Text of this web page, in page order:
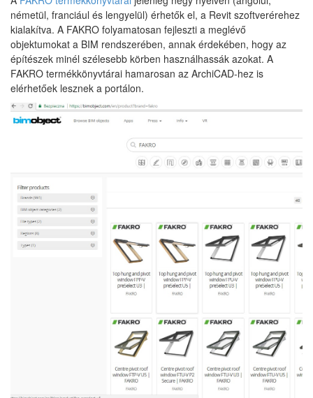
németül, franciául és lengyelül) érhetők el, a Revit szoftverérehez
kialakítva. A FAKRO folyamatosan fejleszti a meglévő
objektumokat a BIM rendszerében, annak érdekében, hogy az
építészek minél szélesebb körben használhassák azokat. A
FAKRO termékkönyvtárai hamarosan az ArchiCAD-hez is
elérhetőek lesznek a portálon.